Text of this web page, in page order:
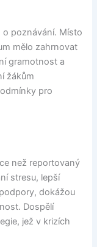
o poznávání. Místo
mělo zahrnovat
gramotnost a
žákům
pro
než reportovaný
stresu, lepší
dokážou
Dospělí
jež v krizích